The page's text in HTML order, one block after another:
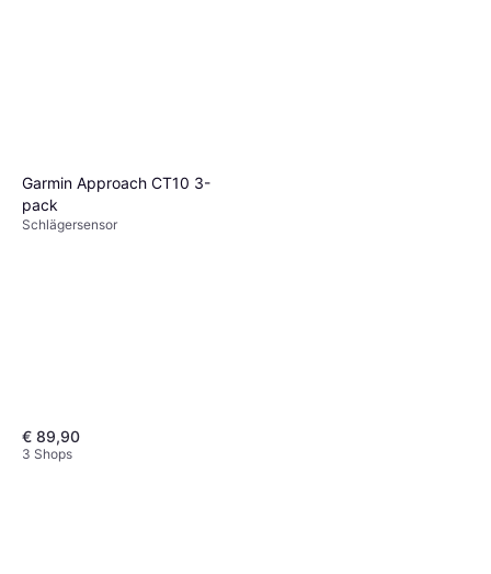
Garmin Approach CT10 3-
pack
Schlägersensor
€ 89,90
3 Shops